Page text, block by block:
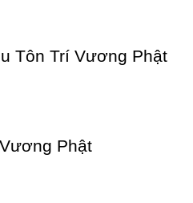
Tôn Trí Vương Phật
Phật